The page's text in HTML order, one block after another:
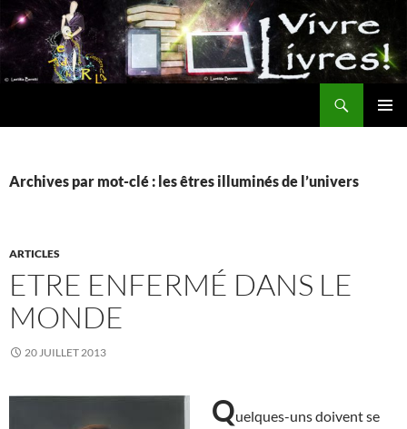
Aller
au
contenu
Archives par mot-clé : les êtres illuminés de l’univers
ARTICLES
ETRE ENFERMÉ DANS LE
MONDE
20 JUILLET 2013
Quelques-uns doivent se